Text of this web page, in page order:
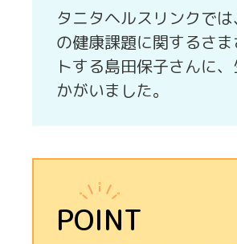
タニタヘルスリンクで
の健康課題に関するさ
トする島田保子さんに
かがいました。
POINT